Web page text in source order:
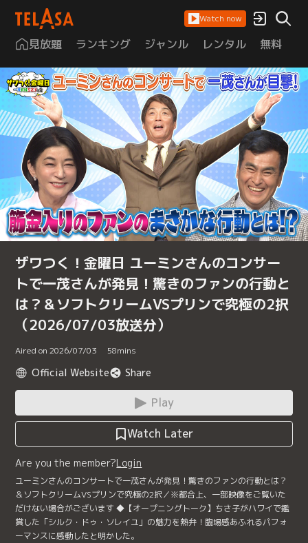
Watch now
見放題 ランキング ジャンル レンタル 無料
ザワつく！金曜日 ユーミンさんのコンサー
トで一茂さんが発見！驚きのファンの行動と
は？＆ソフトクリームVSプリンで究極の2択
（2026/07/03放送分）
Aired on 2026/07/03 58mins
Official Website Share
Play
Watch Later
Are you the member?Login
ユーミンさんのコンサートで一茂さんが発見！驚きのファンの行動とは？
＆ソフトクリームVSプリンで究極の2択／※都合上、一部映像をご覧いた
だけない場合がございます ◆【オープニングトーク】ちさ子がハワイで鑑
賞した「シルク・ドゥ・ソレイユ」の魅力を熱弁！臨場感あふれるパフォ
ーマンスに感動したと明かした。